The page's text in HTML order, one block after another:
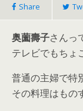
Share
奥薗壽子さんっ
テレビでもちょ
普通の主婦で特
その料理はもの